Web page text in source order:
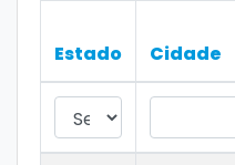
Estado Cidade